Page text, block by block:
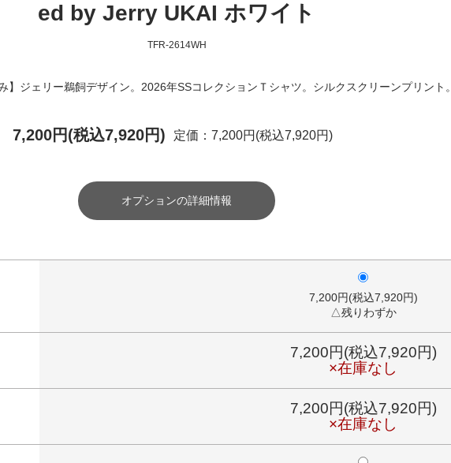
ed by Jerry UKAI ホワイト
TFR-2614WH
】ジェリー鵜飼デザイン。2026年SSコレクションＴシャツ。シルクスクリーンプリント。
7,200円(税込7,920円) 定価：7,200円(税込7,920円)
オプションの詳細情報
7,200円(税込7,920円)
△残りわずか
7,200円(税込7,920円)
×在庫なし
7,200円(税込7,920円)
×在庫なし